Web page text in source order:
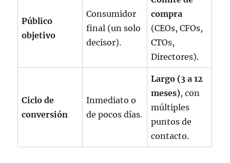
Público
objetivo
Consumidor
final (un solo
decisor).
compra
(CEOs, CFOs,
CTOs,
Directores).
Ciclo de
conversión
Inmediato o
de pocos días.
Largo (3 a 12
meses), con
múltiples
puntos de
contacto.